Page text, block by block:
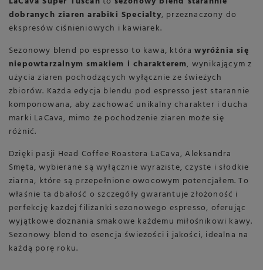
dobranych ziaren arabiki Specialty, przeznaczony do
ekspresów ciśnieniowych i kawiarek.
Sezonowy blend po espresso to kawa, którawyróżnia się
niepowtarzalnym smakiem i charakterem, wynikającym z
użycia ziaren pochodzących wyłącznie ze świeżych
zbiorów. Każda edycja blendu pod espresso jest starannie
komponowana, aby zachować unikalny charakter i ducha
marki LaCava, mimo że pochodzenie ziaren może się
różnić.
Dzięki pasji Head Coffee Roastera LaCava, Aleksandra
Smęta, wybierane są wyłącznie wyraziste, czyste i słodkie
ziarna, które są przepełnione owocowym potencjałem. To
właśnie ta dbałość o szczegóły gwarantuje złożoność i
perfekcję każdej filiżanki sezonowego espresso, oferując
wyjątkowe doznania smakowe każdemu miłośnikowi kawy.
Sezonowy blend to esencja świeżości i jakości, idealna na
każdą porę roku.